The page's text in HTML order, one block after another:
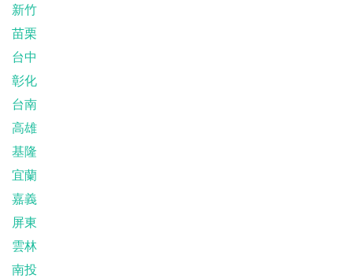
新竹
苗栗
台中
彰化
台南
高雄
基隆
宜蘭
嘉義
屏東
雲林
南投